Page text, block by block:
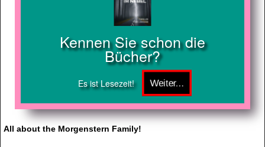
Kennen Sie schon die
Bücher?
Es ist Lesezeit!
All about the Morgenstern Family!